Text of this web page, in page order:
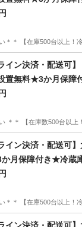
ア★2024年★HR-
＊＊ 【在庫500台以上
キッチン家電 無料
イン決済・配送可
置無料★3か月保
ドア★2024年
＊＊ 【在庫数500台以
キッチン家電 無料
イン決済・配送可
月保障付き★冷蔵
14P(DS)★R-
＊＊ 【在庫500台以上
キッチン家電 AQR